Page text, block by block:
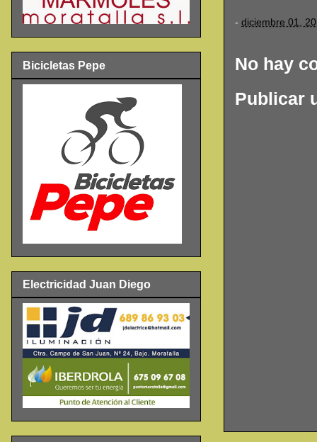
- diciembre 01,
No hay
Publicar
Bicicletas Pepe
Electricidad Juan Diego